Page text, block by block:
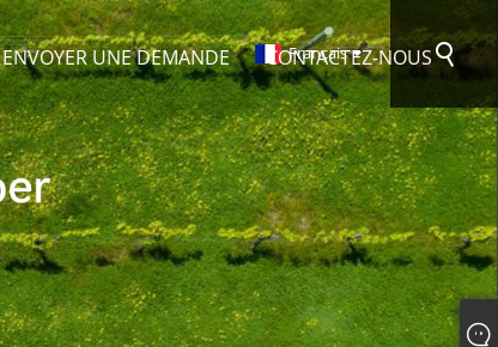
ENVOYER UNE DEMANDE CONTACTEZ-NOUS
Français